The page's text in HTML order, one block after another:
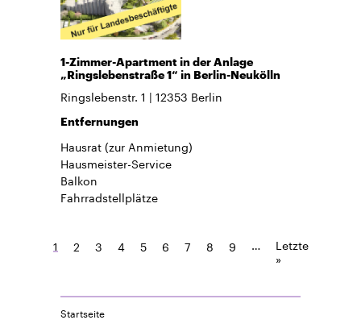
1-Zimmer-Apartment in der Anlage
„Ringslebenstraße 1“ in Berlin-Neukölln
Ringslebenstr. 1 12353 Berlin
Entfernungen
Hausrat(zur Anmietung)
Hausmeister-Service
Balkon
Fahrradstellplätze
1 2 3 4 5 6 7 8 9 … Letzte
»
Startseite